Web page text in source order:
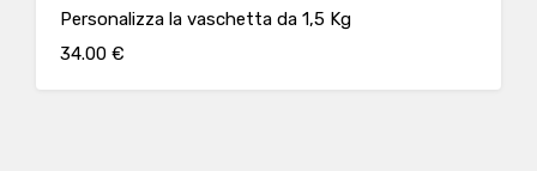
Personalizza la vaschetta da 1,5 Kg
34.00 €